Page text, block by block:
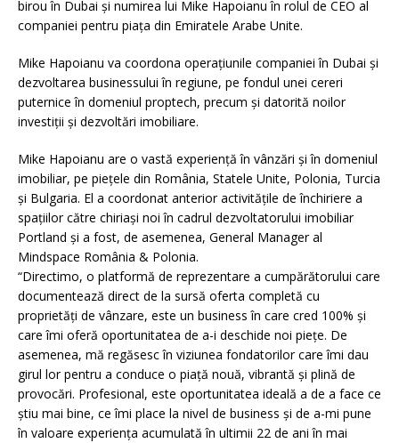
birou în Dubai și numirea lui Mike Hapoianu în rolul de CEO al
companiei pentru piața din Emiratele Arabe Unite.
Mike Hapoianu va coordona operaţiunile companiei în Dubai şi
dezvoltarea businessului în regiune, pe fondul unei cereri
puternice în domeniul proptech, precum și datorită noilor
investiții și dezvoltări imobiliare.
Mike Hapoianu are o vastă experiență în vânzări și în domeniul
imobiliar, pe piețele din România, Statele Unite, Polonia, Turcia
și Bulgaria. El a coordonat anterior activitățile de închiriere a
spațiilor către chiriași noi în cadrul dezvoltatorului imobiliar
Portland și a fost, de asemenea, General Manager al
Mindspace România & Polonia.
“Directimo, o platformă de reprezentare a cumpărătorului care
documentează direct de la sursă oferta completă cu
proprietăți de vânzare, este un business în care cred 100% și
care îmi oferă oportunitatea de a-i deschide noi piețe. De
asemenea, mă regăsesc în viziunea fondatorilor care îmi dau
girul lor pentru a conduce o piață nouă, vibrantă și plină de
provocări. Profesional, este oportunitatea ideală a de a face ce
știu mai bine, ce îmi place la nivel de business și de a-mi pune
în valoare experiența acumulată în ultimii 22 de ani în mai